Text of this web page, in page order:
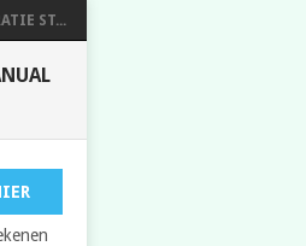
ST...